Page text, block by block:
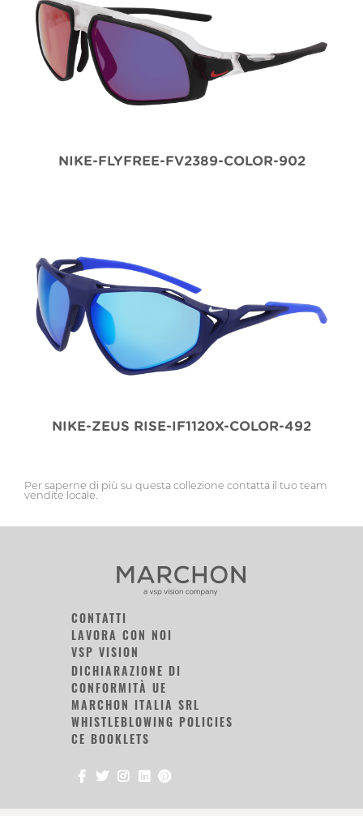
NIKE-FLYFREE-FV2389-COLOR-902
NIKE-ZEUS RISE-IF1120X-COLOR-492
Per saperne di più su questa collezione contatta il tuo team
vendite locale.
CONTATTI
LAVORA CON NOI
VSP VISION
DICHIARAZIONE DI
CONFORMITÀ UE
MARCHON ITALIA SRL
WHISTLEBLOWING POLICIES
CE BOOKLETS